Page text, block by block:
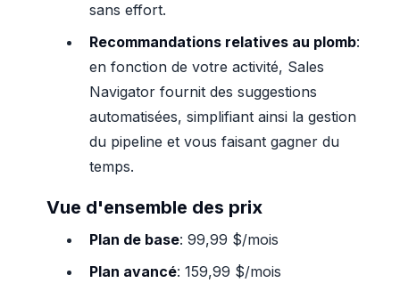
sans effort.
Recommandations relatives au plomb:
en fonction de votre activité, Sales
Navigator fournit des suggestions
automatisées, simplifiant ainsi la gestion
du pipeline et vous faisant gagner du
temps.
Vue d'ensemble des prix
Plan de base: 99,99 $/mois
Plan avancé: 159,99 $/mois